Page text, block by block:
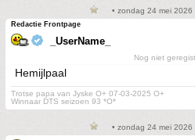
• zondag 24 mei 2026
Redactie Frontpage
_UserName_
Nog niet
Hemijlpaal
Trotse papa van Jyske O+ 07-03-2025 O+
Winnaar DTS seizoen 93 *O*
• zondag 24 mei 2026